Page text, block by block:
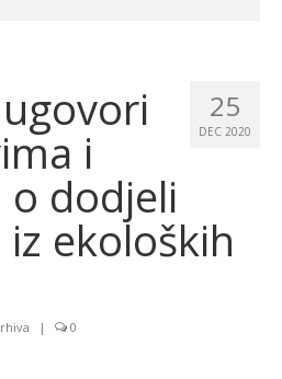
efikasnosti u stambenom
25
DEC 2020
i
dodjeli
ekoloških
| 0